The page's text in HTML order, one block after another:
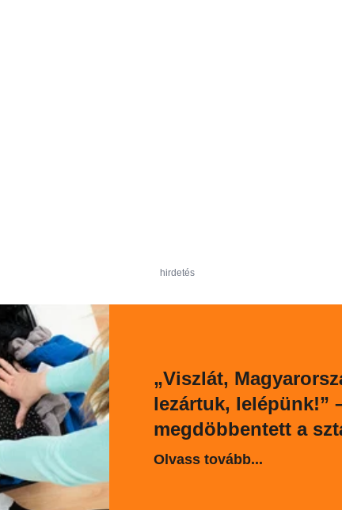
hirdetés
„Viszlát,
lezártuk, lelépünk!”
megdöbbentett a
Olvass tovább...